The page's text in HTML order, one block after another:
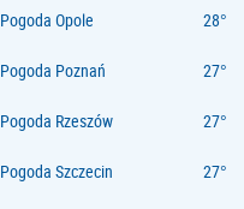
Pogoda Opole
Pogoda Poznań
Pogoda Rzeszów
Pogoda Szczecin